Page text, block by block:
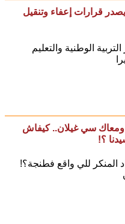
قرارات إعفاء وتنقيل
الوطنية والتعليم
ومعاك سي غيلان.. كيفاش
؟!
المنكر للي واقع فطنجة؟!